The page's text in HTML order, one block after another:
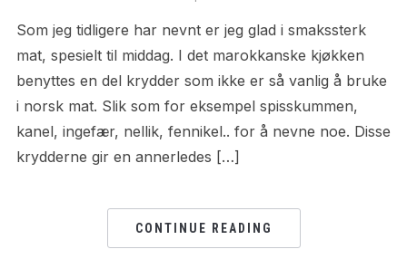
Som jeg tidligere har nevnt er jeg glad i smakssterk
mat, spesielt til middag. I det marokkanske kjøkken
benyttes en del krydder som ikke er så vanlig å bruke
i norsk mat. Slik som for eksempel spisskummen,
kanel, ingefær, nellik, fennikel.. for å nevne noe. Disse
krydderne gir en annerledes […]
CONTINUE READING